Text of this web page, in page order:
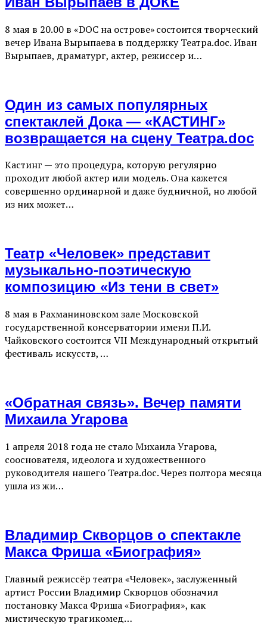
8 мая в 20.00 в «DOC на острове» состоится творческий
вечер Ивана Вырыпаева в поддержку Театра.doc. Иван
Вырыпаев, драматург, актер, режиссер и…
Один из самых популярных
спектаклей Дока — «КАСТИНГ»
возвращается на сцену Театра.doc
Кастинг — это процедура, которую регулярно
проходит любой актер или модель. Она кажется
совершенно ординарной и даже будничной, но любой
из них может…
Театр «Человек» представит
музыкально-поэтическую
композицию «Из тени в свет»
8 мая в Рахманиновском зале Московской
государственной консерватории имени П.И.
Чайковского состоится VII Международный открытый
фестиваль искусств, …
«Обратная связь». Вечер памяти
Михаила Угарова
1 апреля 2018 года не стало Михаила Угарова,
сооснователя, идеолога и художественного
руководителя нашего Театра.doc. Через полтора месяца
ушла из жи…
Владимир Скворцов о спектакле
Макса Фриша «Биография»
Главный режиссёр театра «Человек», заслуженный
артист России Владимир Скворцов обозначил
постановку Макса Фриша «Биография», как
мистическую трагикомед…